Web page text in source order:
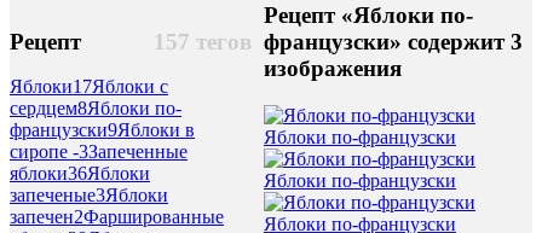
157 тегов
Рецепт
Яблоки17Яблоки с
сердцем8Яблоки по-
французски9Яблоки в
сиропе -3Запеченные
яблоки36Яблоки
запеченые3Яблоки
запечен2Фаршированные
Рецепт «Яблоки по-
французски» содержит 3
изображения
Яблоки по-французски
Яблоки по-французски
Яблоки по-французски